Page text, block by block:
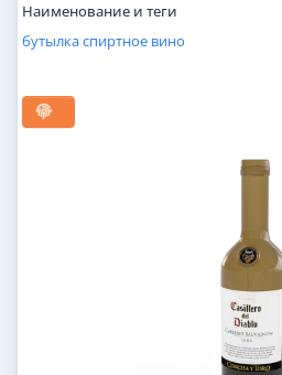
Наименование и теги
бутылкаспиртное вино